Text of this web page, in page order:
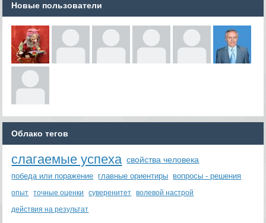
Новые пользователи
Облако тегов
слагаемые успеха свойства человека
победа или поражение главные ориентиры вопросы - решения
опыт точные оценки суверенитет
волевой настрой
действия на результат